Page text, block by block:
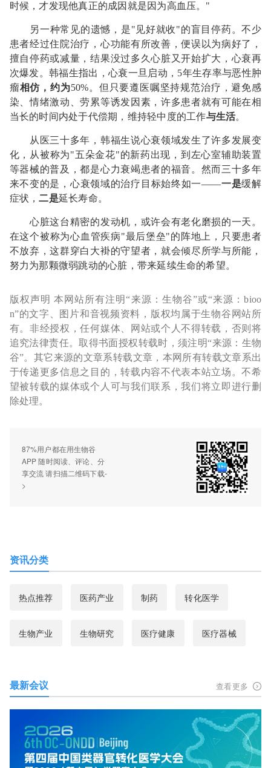
时候，才发现他真正的成因就是因为高血压。"
另一种常见的遗憾，是"见好就收"的盲目停药。不少
患者经过住院治疗，心功能有所改善，便误以为病好了，
擅自停药或减量，结果没过多久心脏又开始扩大，心衰再
次爆发。韩福生指出，心衰一旦启动，5年生存率与恶性肿
瘤相仿，约为50%。但只要遵医嘱坚持规范治疗，避免感
染、情绪激动、劳累等诱发因素，许多患者就有可能在相
当长的时间内处于代偿期，维持轻中度的工作与生活。
从医三十多年，韩福生说心衰领域发生了许多发展变
化，从被称为"五朵金花"的新药出现，到左心室辅助装置
等器械的普及，都是心力衰竭患者的福音。然而三十多年
来不变的是，心衰领域的治疗目标始终如一——一是缓解
症状，二是延长寿命。
心脏这台精密的发动机，或许会有老化磨损的一天。
在这个被称为心血管疾病"最后堡垒"的阵地上，只要患者
不放弃，这群穿白大褂的守望者，就会倾尽所学与所能，
努力为那颗微弱跳动的心脏，带来延续生命的希望。
版权声明 本网站所有注明“来源：生物谷”或“来源：bioo
n”的文字、图片和音视频资料，版权均属于生物谷网站所
有。非经授权，任何媒体、网站或个人不得转载，否则将
追究法律责任。取得书面授权转载时，须注明“来源：生物
谷”。其它来源的文章系转载文章，本网所有转载文章系出
于传递更多信息之目的，转载内容不代表本站立场。不希
望被转载的媒体或个人可与我们联系，我们将立即进行删
除处理。
87%用户都在用生物谷
APP 随时阅读、评论、分
享交流 请扫描二维码下载-
>
资讯分类
热点推荐 医药产业 制药 转化医学
生物产业 生物研究 医疗健康 医疗器械
最新会议 查看更多